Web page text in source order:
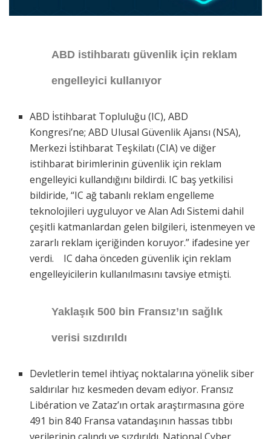
ABD istihbaratı güvenlik için reklam
engelleyici kullanıyor
ABD İstihbarat Topluluğu (IC), ABD
Kongresi’ne; ABD Ulusal Güvenlik Ajansı (NSA),
Merkezi İstihbarat Teşkilatı (CIA) ve diğer
istihbarat birimlerinin güvenlik için reklam
engelleyici kullandığını bildirdi. IC baş yetkilisi
bildiride, “IC ağ tabanlı reklam engelleme
teknolojileri uyguluyor ve Alan Adı Sistemi dahil
çeşitli katmanlardan gelen bilgileri, istenmeyen ve
zararlı reklam içeriğinden koruyor.” ifadesine yer
verdi. IC daha önceden güvenlik için reklam
engelleyicilerin kullanılmasını tavsiye etmişti.
Yaklaşık 500 bin Fransız’ın sağlık
verisi sızdırıldı
Devletlerin temel ihtiyaç noktalarına yönelik siber
saldırılar hız kesmeden devam ediyor. Fransız
Libération ve Zataz’ın ortak araştırmasına göre
491 bin 840 Fransa vatandaşının hassas tıbbı